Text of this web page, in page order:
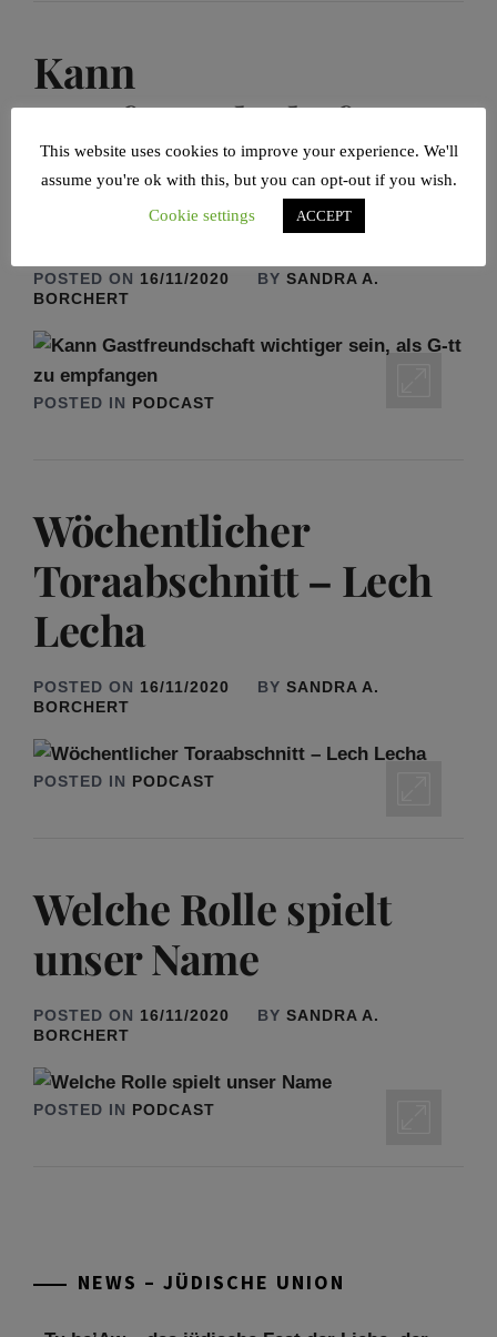
Kann
Gastfreundschaft
wichtiger sein, als G-tt
zu empfangen
POSTED ON 16/11/2020 BY SANDRA A.
BORCHERT
POSTED IN PODCAST
Wöchentlicher
Toraabschnitt – Lech
Lecha
POSTED ON 16/11/2020 BY SANDRA A.
BORCHERT
POSTED IN PODCAST
Welche Rolle spielt
unser Name
POSTED ON 16/11/2020 BY SANDRA A.
BORCHERT
POSTED IN PODCAST
NEWS – JÜDISCHE UNION
This website uses cookies to improve your experience. We'll
assume you're ok with this, but you can opt-out if you wish.
Cookie settings
ACCEPT